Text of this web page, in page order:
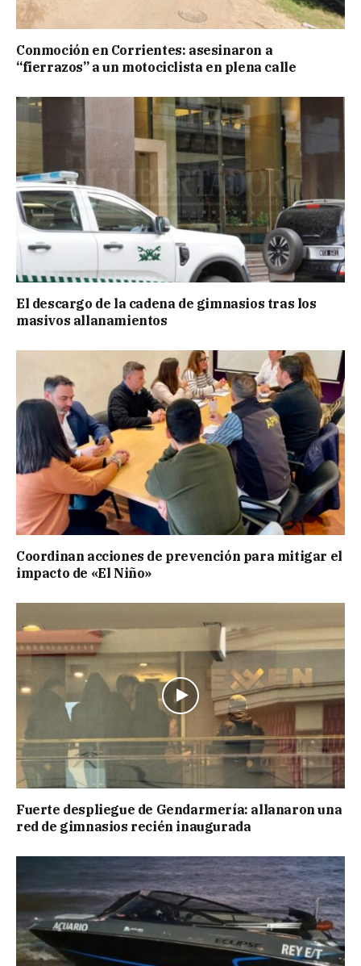
Conmoción en Corrientes: asesinaron a
“fierrazos” a un motociclista en plena calle
El descargo de la cadena de gimnasios tras los
masivos allanamientos
Coordinan acciones de prevención para mitigar el
impacto de «El Niño»
Fuerte despliegue de Gendarmería: allanaron una
red de gimnasios recién inaugurada